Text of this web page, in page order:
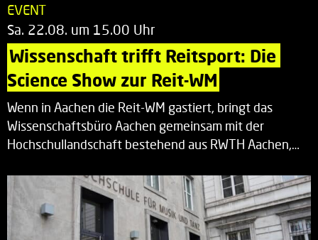
EVENT
Sa. 22.08. um 15.00 Uhr
Wissenschaft trifft Reitsport: Die
Science Show zur Reit-WM
Wenn in Aachen die Reit-WM gastiert, bringt das
Wissenschaftsbüro Aachen gemeinsam mit der
Hochschullandschaft bestehend aus RWTH Aachen,…